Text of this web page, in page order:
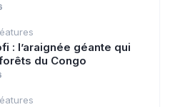
: l’araignée géante qui
du Congo